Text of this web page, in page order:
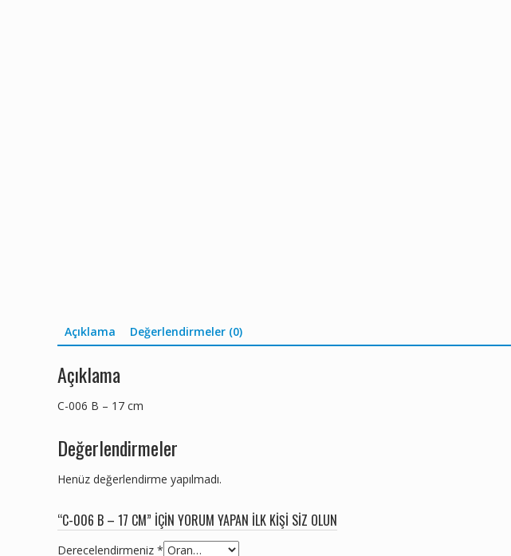
Açıklama Değerlendirmeler (0)
Açıklama
C-006 B – 17 cm
Değerlendirmeler
Henüz değerlendirme yapılmadı.
“C-006 B – 17 CM” IÇIN YORUM YAPAN ILK KIŞI SIZ OLUN
Derecelendirmeniz *